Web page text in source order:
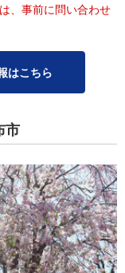
、事前に問い合わせ
はこちら
市